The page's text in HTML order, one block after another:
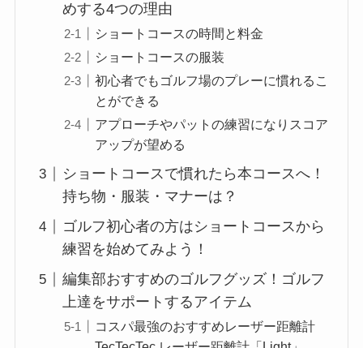
めする4つの理由
ショートコースの時間と料金
ショートコースの服装
初心者でもゴルフ場のプレーに慣れるこ
とができる
アプローチやパットの練習になりスコア
アップが望める
ショートコースで慣れたら本コースへ！
持ち物・服装・マナーは？
ゴルフ初心者の方はショートコースから
練習を始めてみよう！
編集部おすすめのゴルフグッズ！ゴルフ
上達をサポートするアイテム
コスパ最強のおすすめレーザー距離計